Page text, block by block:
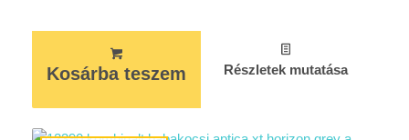
Kosárba teszem Részletek mutatása